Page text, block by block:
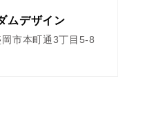
ムデザイン
市本町通3丁目5-8